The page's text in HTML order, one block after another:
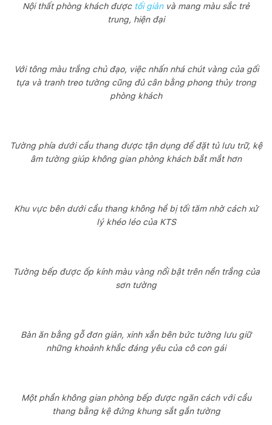
Nội thất phòng khách được tối giảnvà mang màu sắc trẻ
trung, hiện đại
Với tông màu trắng chủ đạo, việc nhấn nhá chút vàng của gối
tựa và tranh treo tường cũng đủ cân bằng phong thủy trong
phòng khách
Tường phía dưới cầu thang được tận dụng để đặt tủ lưu trữ, kệ
âm tường giúp không gian phòng khách bắt mắt hơn
Khu vực bên dưới cầu thang không hề bị tối tăm nhờ cách xử
lý khéo léo của KTS
Tường bếp được ốp kính màu vàng nổi bật trên nền trắng của
sơn tường
Bàn ăn bằng gỗ đơn giản, xinh xắn bên bức tường lưu giữ
những khoảnh khắc đáng yêu của cô con gái
Một phần không gian phòng bếp được ngăn cách với cầu
thang bằng kệ đứng khung sắt gắn tường